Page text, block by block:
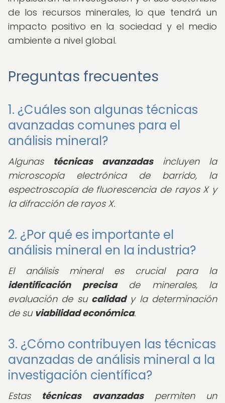
de los recursos minerales, lo que tendrá un
impacto positivo en la sociedad y el medio
ambiente a nivel global.
Preguntas frecuentes
1. ¿Cuáles son algunas técnicas
avanzadas comunes para el
análisis mineral?
Algunas técnicas avanzadasincluyen la
microscopía electrónica de barrido, la
espectroscopía de fluorescencia de rayos X y
la difracción de rayos X.
2. ¿Por qué es importante el
análisis mineral en la industria?
El análisis mineral es crucial para la
identificación precisade minerales, la
evaluación de su calidady la determinación
de su viabilidad económica.
3. ¿Cómo contribuyen las técnicas
avanzadas de análisis mineral a la
investigación científica?
Estas técnicas avanzadaspermiten un